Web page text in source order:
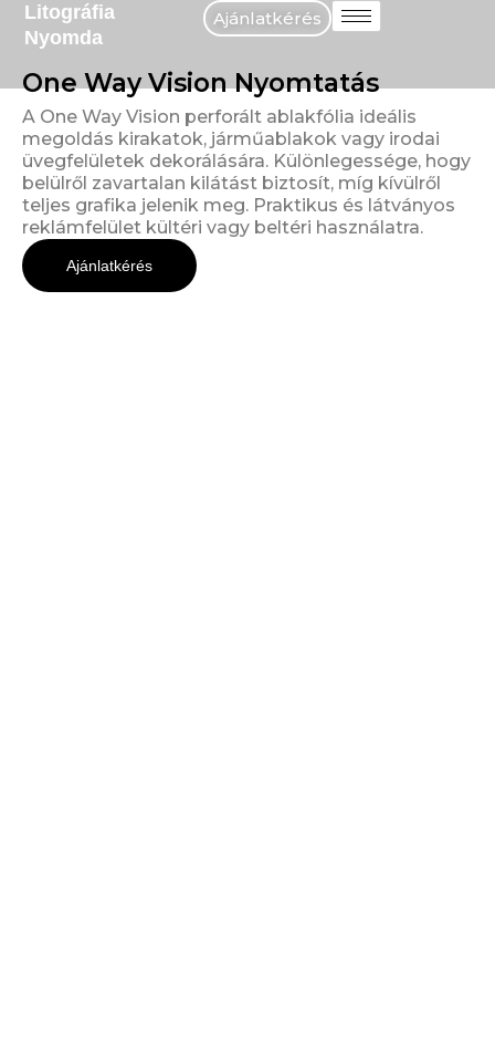
SkipLitográfia
Nyomda
Ajánlatkérés
One Way Vision Nyomtatás
A One Way Vision perforált ablakfólia ideális
megoldás kirakatok, járműablakok vagy irodai
üvegfelületek dekorálására. Különlegessége, hogy
belülről zavartalan kilátást biztosít, míg kívülről
teljes grafika jelenik meg. Praktikus és látványos
reklámfelület kültéri vagy beltéri használatra.
Ajánlatkérés